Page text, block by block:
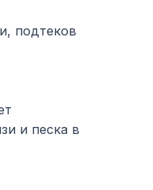
подтеков
и песка в